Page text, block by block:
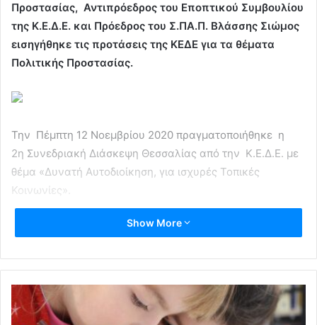
Προστασίας, Αντιπρόεδρος του Εποπτικού Συμβουλίου
της Κ.Ε.Δ.Ε. και Πρόεδρος του Σ.ΠΑ.Π. Βλάσσης Σιώμος
εισηγήθηκε τις προτάσεις της ΚΕΔΕ για τα θέματα
Πολιτικής Προστασίας.
Την Πέμπτη 12 Νοεμβρίου 2020 πραγματοποιήθηκε η
2η Συνεδριακή Διάσκεψη Θεσσαλίας από την Κ.Ε.Δ.Ε. με
θέμα «Δυνατή Αυτοδιοίκηση, για ισχυρές Τοπικές
Κοινωνίες».
Στην 2η αυτή Συνεδριακή Διάσκεψη που
Επιτροπής Πολιτικής Προστασίας, Αντιπρόεδρος του
Εποπτικού Συμβουλίου της Κ.Ε.Δ.Ε. και Πρόεδρος του
Σ.ΠΑ.Π. Βλάσσης Σιώμος εισηγήθηκε τις προτάσεις της
ΚΕΔΕ για τα θέματα Πολιτικής Προστασίας.
Show More